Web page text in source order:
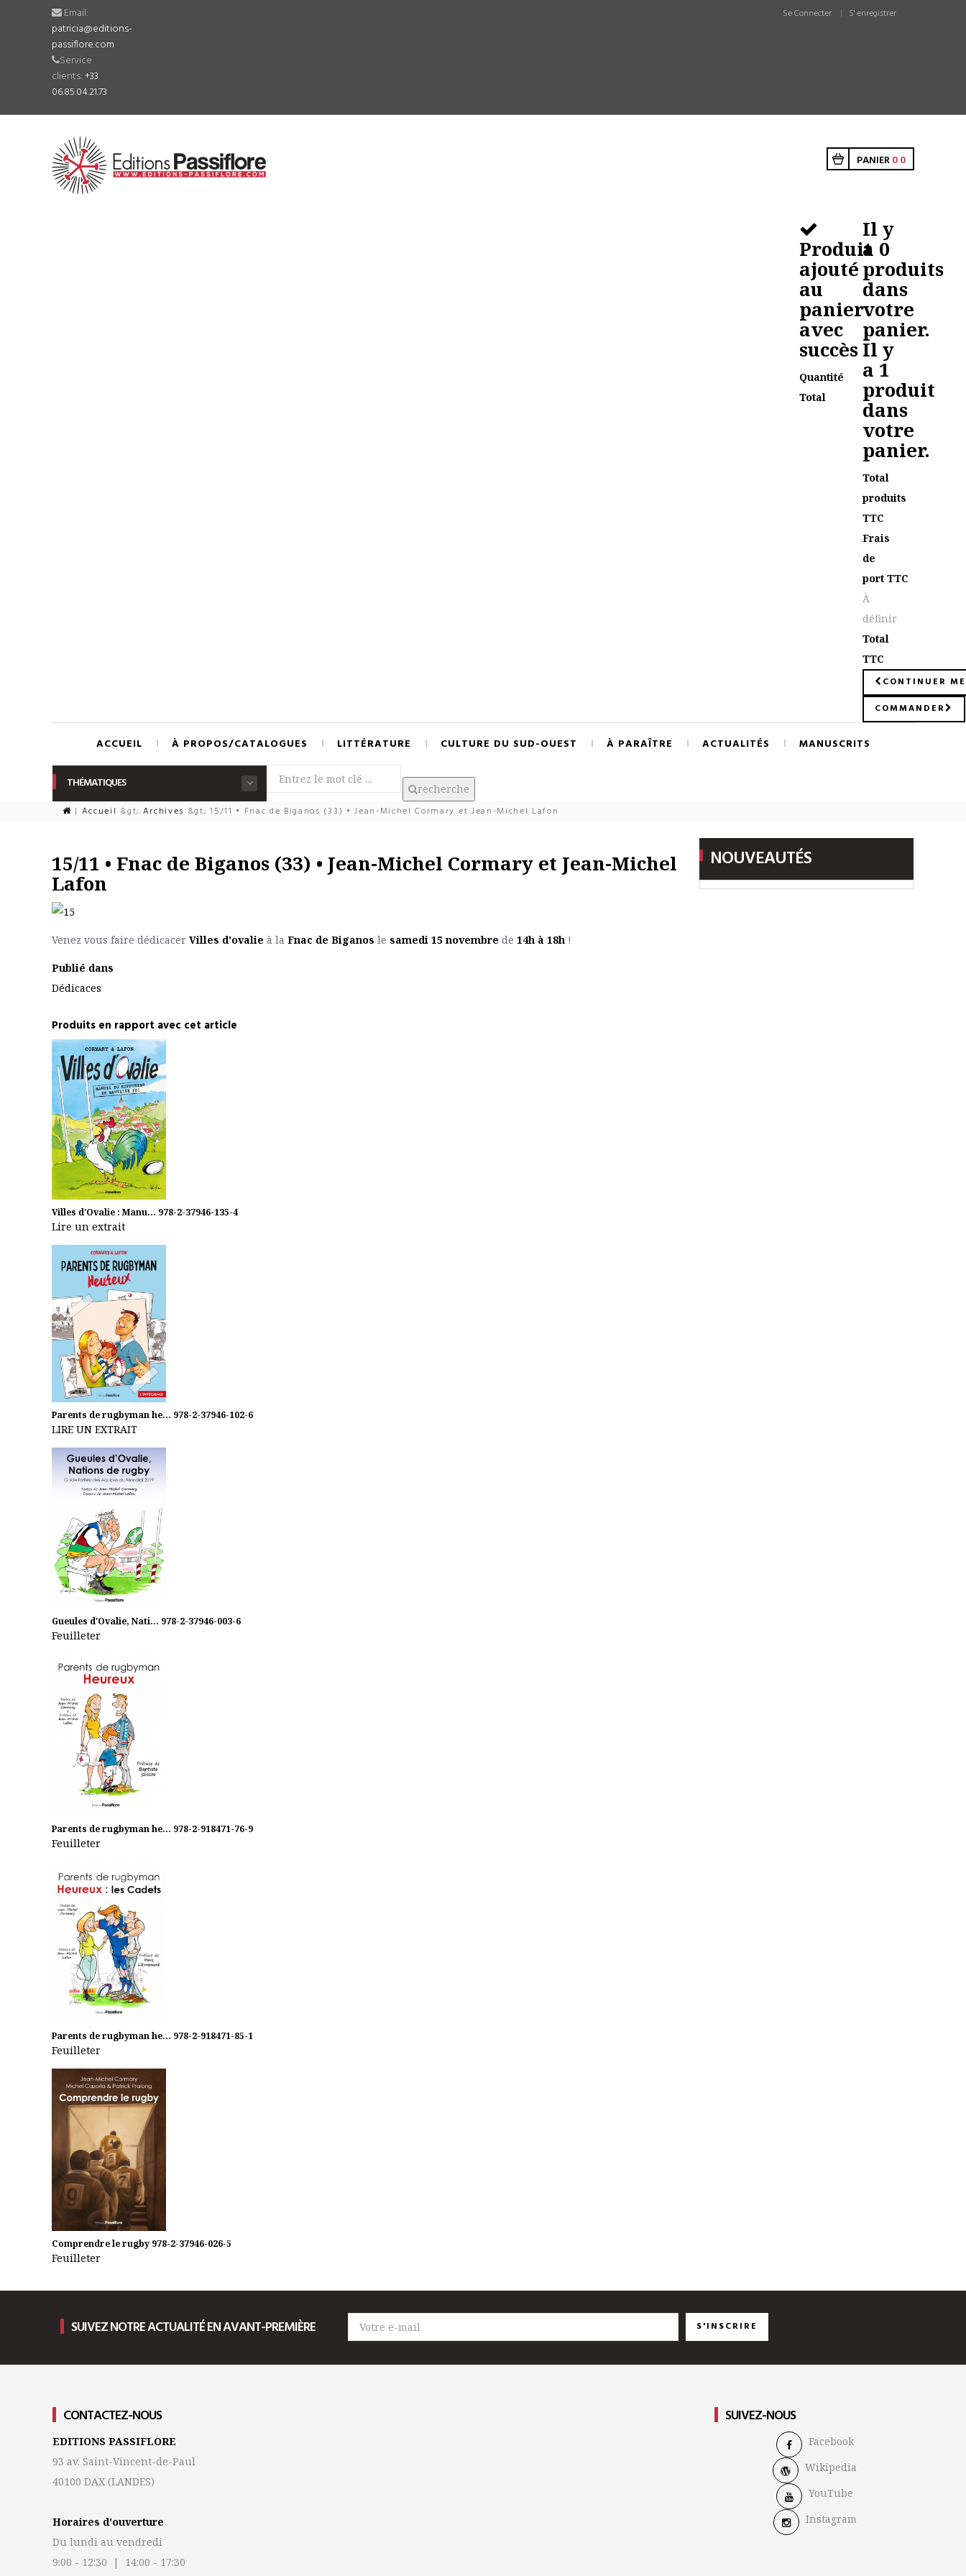
Email:
patricia@editions-
passiflore.com
Service
clients:+33
06.85.04.21.73
Se Connecter S' enregistrer
PANIER00
Produit
ajouté
au
panier
avec
succès
Quantité
Total
Il y
a 0
produits
dans
votre
panier.
Il y
a 1
produit
dans
votre
panier.
Total
produits
TTC
Frais
de
port TTC
À
définir
Total
TTC
CONTINUER
COMMANDER
ACCUEIL À PROPOS/CATALOGUES LITTÉRATURE CULTURE DU SUD-OUEST À PARAÎTRE ACTUALITÉS MANUSCRITS
THÉMATIQUES recherche
| Accueil &gt; Archives &gt; 15/11 • Fnac de Biganos (33) • Jean-Michel Cormary et Jean-Michel Lafon
15/11 • Fnac de Biganos (33) • Jean-Michel Cormary et Jean-Michel
Lafon
Venez vous faire dédicacer Villes d'ovalie à la Fnac de Biganos le samedi 15 novembre de 14h à 18h !
Publié dans
Dédicaces
Produits en rapport avec cet article
Villes d'Ovalie : Manu... 978-2-37946-135-4
Lire un extrait
Parents de rugbyman he... 978-2-37946-102-6
LIRE UN EXTRAIT
Gueules d'Ovalie, Nati... 978-2-37946-003-6
Feuilleter
Parents de rugbyman he... 978-2-918471-76-9
Feuilleter
Parents de rugbyman he... 978-2-918471-85-1
Feuilleter
Comprendre le rugby 978-2-37946-026-5
Feuilleter
NOUVEAUTÉS
SUIVEZ NOTRE ACTUALITÉ EN AVANT-PREMIÈRE S'INSCRIRE
CONTACTEZ-NOUS
EDITIONS PASSIFLORE
93 av. Saint-Vincent-de-Paul
40100 DAX (LANDES)
Horaires d'ouverture
Du lundi au vendredi
9:00 - 12:30 | 14:00 - 17:30
SUIVEZ-NOUS
Facebook
Wikipedia
YouTube
Instagram